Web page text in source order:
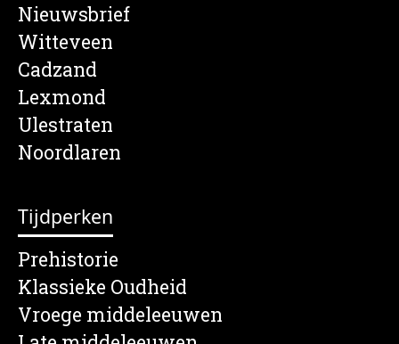
Nieuwsbrief
Witteveen
Cadzand
Lexmond
Ulestraten
Noordlaren
Tijdperken
Prehistorie
Klassieke Oudheid
Vroege middeleeuwen